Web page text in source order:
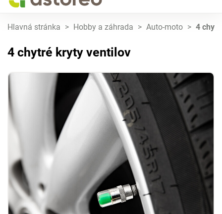
Hlavná stránka > Hobby a záhrada > Auto-moto > 4
4 chytré kryty ventilov